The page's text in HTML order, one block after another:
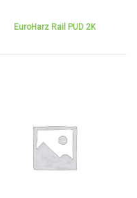
EuroHarz Rail PUD 2K